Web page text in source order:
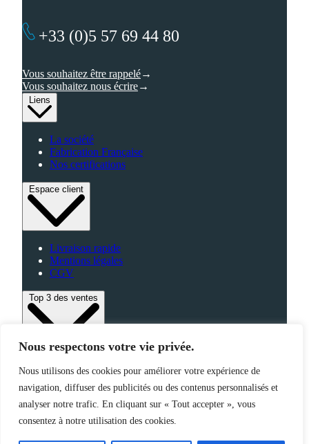
Nous respectons votre vie privée.
Nous utilisons des cookies pour améliorer votre expérience de
navigation, diffuser des publicités ou des contenus personnalisés et
analyser notre trafic. En cliquant sur « Tout accepter », vous
consentez à notre utilisation des cookies.
Liens
La société
Fabrication Française
Nos certifications
Espace client
Livraison rapide
Mentions légales
CGV
Top 3 des ventes
High-Tech
Fabriqué en France
+33 (0)5 57 69 44 80
Vous souhaitez être rappelé
Vous souhaitez nous écrire
©2025 Jemapub – Tous droits réservés